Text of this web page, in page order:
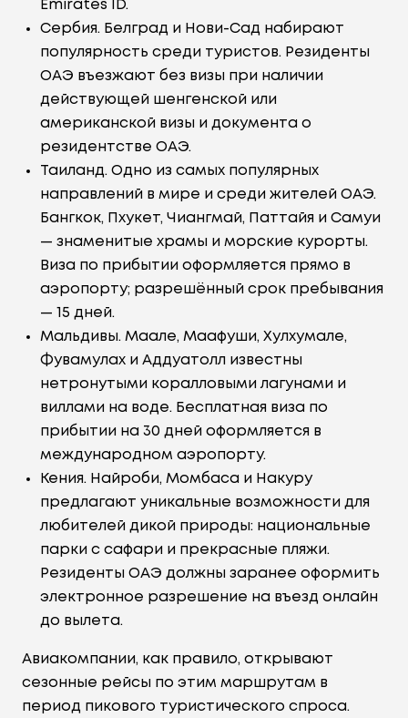
Emirates ID.
Сербия. Белград и Нови-Сад набирают
популярность среди туристов. Резиденты
ОАЭ въезжают без визы при наличии
действующей шенгенской или
американской визы и документа о
резидентстве ОАЭ.
Таиланд. Одно из самых популярных
направлений в мире и среди жителей ОАЭ.
Бангкок, Пхукет, Чиангмай, Паттайя и Самуи
— знаменитые храмы и морские курорты.
Виза по прибытии оформляется прямо в
аэропорту; разрешённый срок пребывания
— 15 дней.
Мальдивы. Маале, Маафуши, Хулхумале,
Фувамулах и Аддуатолл известны
нетронутыми коралловыми лагунами и
виллами на воде. Бесплатная виза по
прибытии на 30 дней оформляется в
международном аэропорту.
Кения. Найроби, Момбаса и Накуру
предлагают уникальные возможности для
любителей дикой природы: национальные
парки с сафари и прекрасные пляжи.
Резиденты ОАЭ должны заранее оформить
электронное разрешение на въезд онлайн
до вылета.
Авиакомпании, как правило, открывают
сезонные рейсы по этим маршрутам в
период пикового туристического спроса.